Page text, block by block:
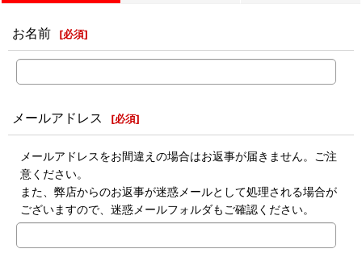
お名前 [必須]
メールアドレス [必須]
メールアドレスをお間違えの場合はお返事が届きません。ご注
意ください。
また、弊店からのお返事が迷惑メールとして処理される場合が
ございますので、迷惑メールフォルダもご確認ください。